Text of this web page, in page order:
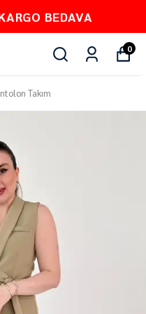
BEDAVA
0
Takım